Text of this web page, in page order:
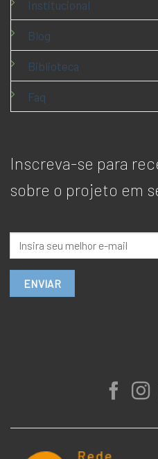
Institucional
Blog
Biblioteca
Faq
Inscreva-se para
sobre o projeto em